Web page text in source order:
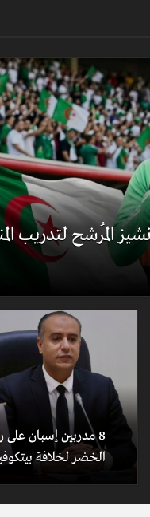
المُرشح لتدريب
8 مدربين إسبان على
الخضر لخلافة